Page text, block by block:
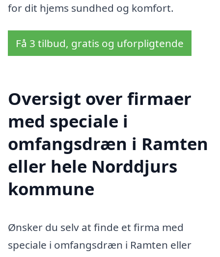
for dit hjems sundhed og komfort.
Få 3 tilbud, gratis og uforpligtende
Oversigt over firmaer
med speciale i
omfangsdræn i Ramten
eller hele Norddjurs
kommune
Ønsker du selv at finde et firma med
speciale i omfangsdræn i Ramten eller